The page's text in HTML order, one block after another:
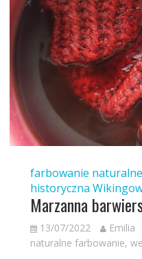
farbowanie naturalne
historyczna
Marzanna
13/07/2022 Emilia
naturalne farbowanie,